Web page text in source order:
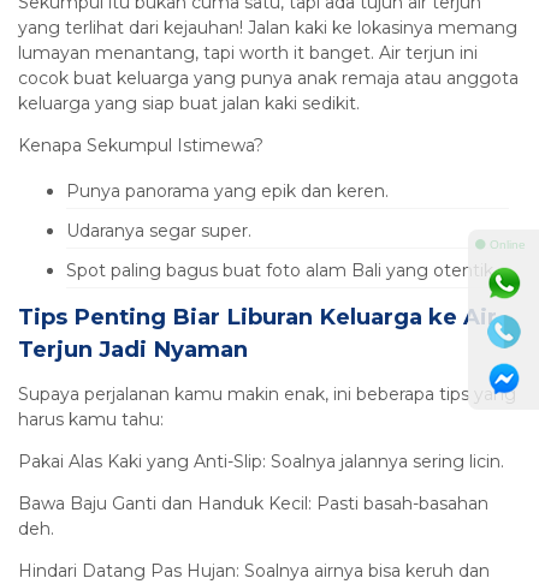
yang terlihat dari kejauhan! Jalan kaki ke lokasinya memang
lumayan menantang, tapi worth it banget. Air terjun ini
cocok buat keluarga yang punya anak remaja atau anggota
keluarga yang siap buat jalan kaki sedikit.
Kenapa Sekumpul Istimewa?
Punya panorama yang epik dan keren.
Udaranya segar super.
Spot paling bagus buat foto alam Bali yang otentik.
Tips Penting Biar Liburan Keluarga ke Air
Terjun Jadi Nyaman
Supaya perjalanan kamu makin enak, ini beberapa tips yang
harus kamu tahu:
Pakai Alas Kaki yang Anti-Slip: Soalnya jalannya sering licin.
Bawa Baju Ganti dan Handuk Kecil: Pasti basah-basahan
deh.
Hindari Datang Pas Hujan: Soalnya airnya bisa keruh dan
⚫ Online